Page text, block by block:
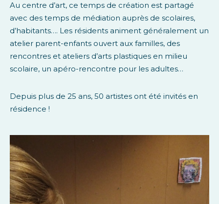
Au centre d’art, ce temps de création est partagé
avec des temps de médiation auprès de scolaires,
d’habitants…. Les résidents animent généralement un
atelier parent-enfants ouvert aux familles, des
rencontres et ateliers d’arts plastiques en milieu
scolaire, un apéro-rencontre pour les adultes…
Depuis plus de 25 ans, 50 artistes ont été invités en
résidence !